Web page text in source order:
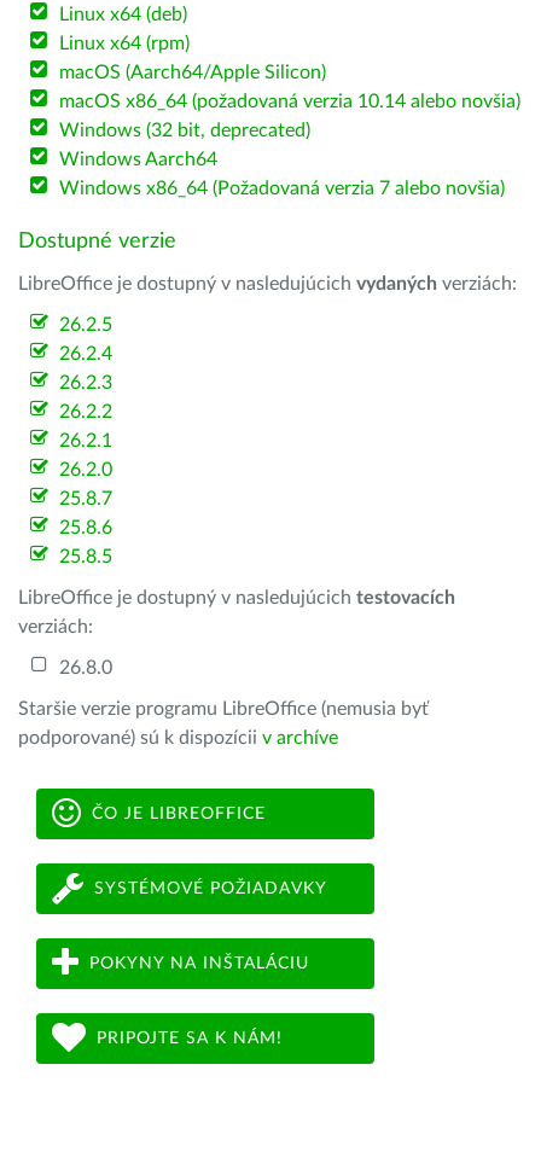
Linux x64 (deb)
Linux x64 (rpm)
macOS (Aarch64/Apple Silicon)
macOS x86_64 (požadovaná verzia 10.14 alebo novšia)
Windows (32 bit, deprecated)
Windows Aarch64
Windows x86_64 (Požadovaná verzia 7 alebo novšia)
Dostupné verzie
LibreOffice je dostupný v nasledujúcich vydaných verziách:
26.2.5
26.2.4
26.2.3
26.2.2
26.2.1
26.2.0
25.8.7
25.8.6
25.8.5
LibreOffice je dostupný v nasledujúcich testovacích
verziách:
26.8.0
Staršie verzie programu LibreOffice (nemusia byť
podporované) sú k dispozícii v archíve
ČO JE LIBREOFFICE
SYSTÉMOVÉ POŽIADAVKY
POKYNY NA INŠTALÁCIU
PRIPOJTE SA K NÁM!